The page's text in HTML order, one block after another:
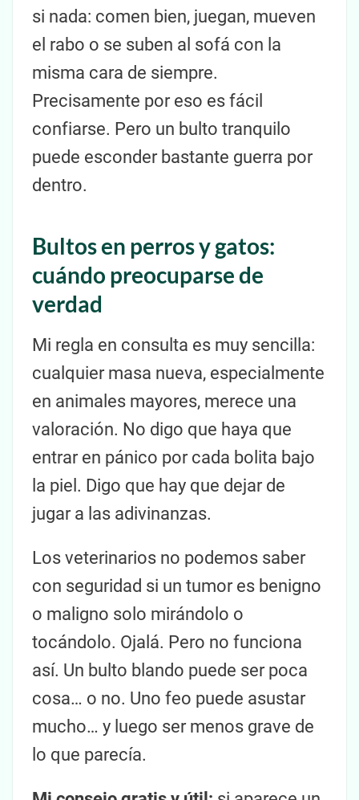
si nada: comen bien, juegan, mueven
el rabo o se suben al sofá con la
misma cara de siempre.
Precisamente por eso es fácil
confiarse. Pero un bulto tranquilo
puede esconder bastante guerra por
dentro.
Bultos en perros y gatos:
cuándo preocuparse de
verdad
Mi regla en consulta es muy sencilla:
cualquier masa nueva, especialmente
en animales mayores, merece una
valoración. No digo que haya que
entrar en pánico por cada bolita bajo
la piel. Digo que hay que dejar de
jugar a las adivinanzas.
Los veterinarios no podemos saber
con seguridad si un tumor es benigno
o maligno solo mirándolo o
tocándolo. Ojalá. Pero no funciona
así. Un bulto blando puede ser poca
cosa… o no. Uno feo puede asustar
mucho… y luego ser menos grave de
lo que parecía.